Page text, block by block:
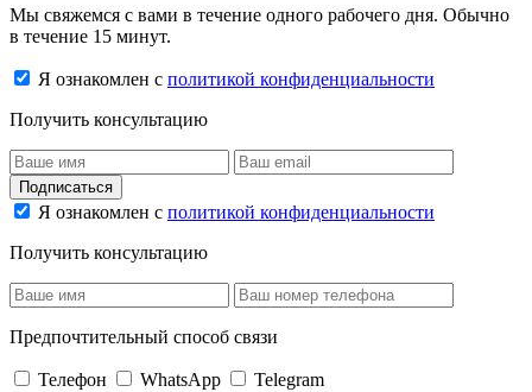
Мы свяжемся с вами в течение одного рабочего дня. Обычно
в течение 15 минут.
Я ознакомлен с политикой конфиденциальности
Получить консультацию
Подписаться
Я ознакомлен с политикой конфиденциальности
Получить консультацию
Предпочтительный способ связи
Телефон WhatsApp
Telegram